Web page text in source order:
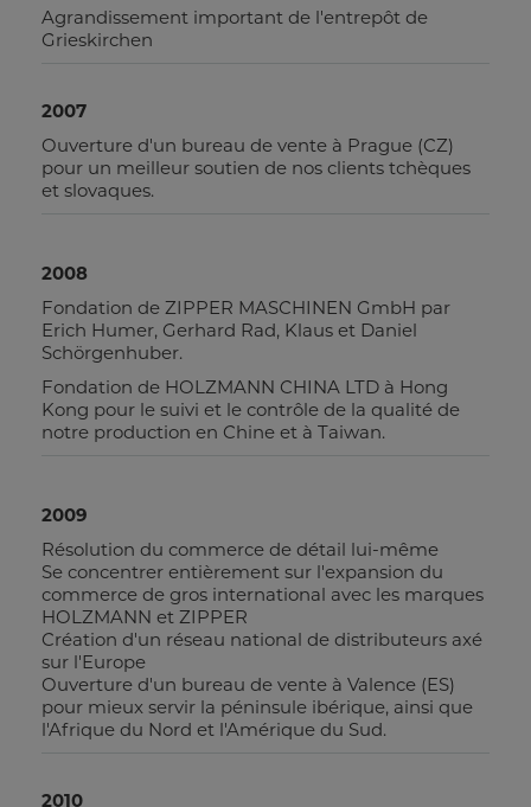
Agrandissement important de l'entrepôt de
Grieskirchen
2007
Ouverture d'un bureau de vente à Prague (CZ)
pour un meilleur soutien de nos clients tchèques
et slovaques.
2008
Fondation de ZIPPER MASCHINEN GmbH par
Erich Humer, Gerhard Rad, Klaus et Daniel
Schörgenhuber.
Fondation de HOLZMANN CHINA LTD à Hong
Kong pour le suivi et le contrôle de la qualité de
notre production en Chine et à Taiwan.
2009
Résolution du commerce de détail lui-même
Se concentrer entièrement sur l'expansion du
commerce de gros international avec les marques
HOLZMANN et ZIPPER
Création d'un réseau national de distributeurs axé
sur l'Europe
Ouverture d'un bureau de vente à Valence (ES)
pour mieux servir la péninsule ibérique, ainsi que
l'Afrique du Nord et l'Amérique du Sud.
2010